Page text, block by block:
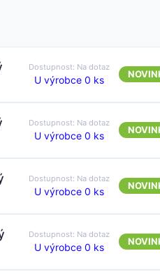
Dostupnost: Na dotaz
U výrobce 0 ks
Dostupnost: Na dotaz
U výrobce 0 ks
Dostupnost: Na dotaz
U výrobce 0 ks
Dostupnost: Na dotaz
U výrobce 0 ks